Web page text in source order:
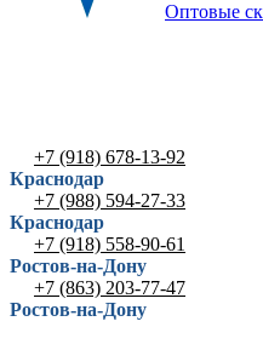
Оптовые
+7 (918) 678-13-92
Краснодар
+7 (988) 594-27-33
Краснодар
+7 (918) 558-90-61
Ростов-на-Дону
+7 (863) 203-77-47
Ростов-на-Дону